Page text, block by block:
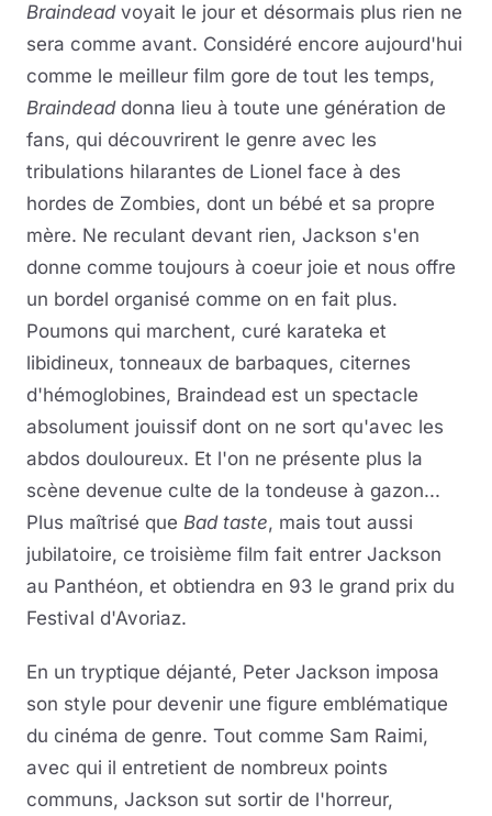
Braindeadvoyait le jour et désormais plus rien ne
sera comme avant. Considéré encore aujourd'hui
comme le meilleur film gore de tout les temps,
Braindeaddonna lieu à toute une génération de
fans, qui découvrirent le genre avec les
tribulations hilarantes de Lionel face à des
hordes de Zombies, dont un bébé et sa propre
mère. Ne reculant devant rien, Jackson s'en
donne comme toujours à coeur joie et nous offre
un bordel organisé comme on en fait plus.
Poumons qui marchent, curé karateka et
libidineux, tonneaux de barbaques, citernes
d'hémoglobines, Braindead est un spectacle
absolument jouissif dont on ne sort qu'avec les
abdos douloureux. Et l'on ne présente plus la
scène devenue culte de la tondeuse à gazon...
Plus maîtrisé que Bad taste, mais tout aussi
jubilatoire, ce troisième film fait entrer Jackson
au Panthéon, et obtiendra en 93 le grand prix du
Festival d'Avoriaz.
En un tryptique déjanté, Peter Jackson imposa
son style pour devenir une figure emblématique
du cinéma de genre. Tout comme Sam Raimi,
avec qui il entretient de nombreux points
communs, Jackson sut sortir de l'horreur,